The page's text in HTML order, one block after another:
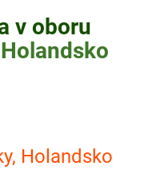
v oboru
Holandsko